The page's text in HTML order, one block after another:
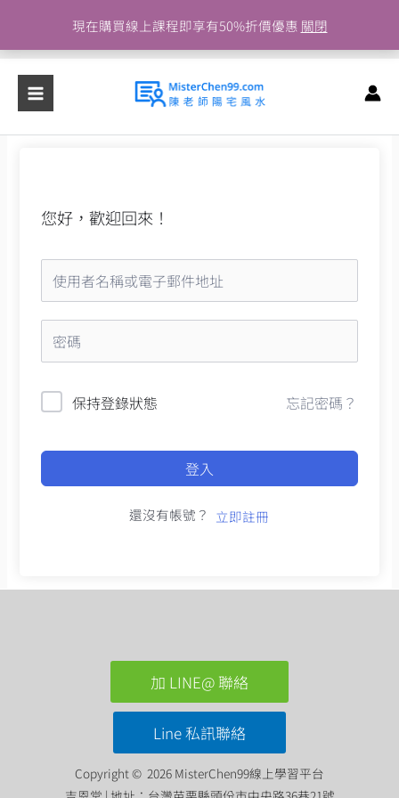
現在購買線上課程即享有50%折價優惠 關閉
主
容
您好，歡迎回來！
保持登錄狀態 忘記密碼？
登入
還沒有帳號？ 立即註冊
加 LINE@ 聯絡
Line 私訊聯絡
Copyright © 2026 MisterChen99線上學習平台